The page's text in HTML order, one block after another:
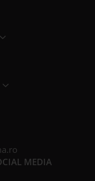
MEDIA